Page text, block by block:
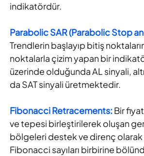
indikatördür.
Parabolic SAR (Parabolic Stop
Trendlerin başlayıp bitiş
noktalarla çizim yapan bir
üzerinde olduğunda AL sinyali,
da SAT sinyali üretmektedir.
Fibonacci Retracements: Bir
ve tepesi birleştirilerek oluşan
bölgeleri destek ve direnç olarak
Fibonacci sayıları birbirine